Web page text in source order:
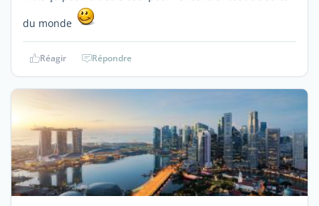
du monde
Réagir Répondre